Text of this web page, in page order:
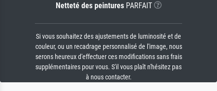
Netteté des peinturesPARFAIT
Si vous souhaitez des ajustements de luminosité et de
couleur, ou un recadrage personnalisé de l'image, nous
serons heureux d'effectuer ces modifications sans frais
supplémentaires pour vous. S'il vous plaît n'hésitez pas
à nous contacter.